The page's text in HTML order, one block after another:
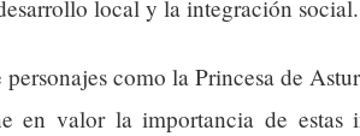
local y la integración social.
como la Princesa de
en valor la importancia de estas